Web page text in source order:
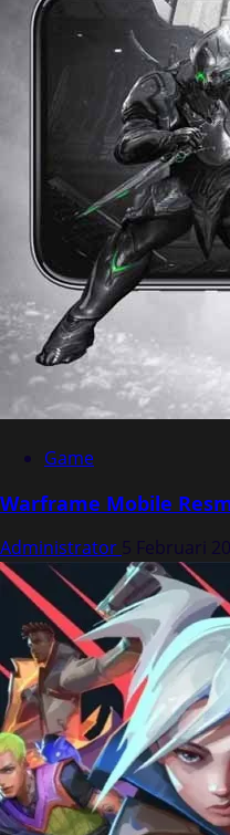
Game
Warframe Mobile
Administrator 5 Februari